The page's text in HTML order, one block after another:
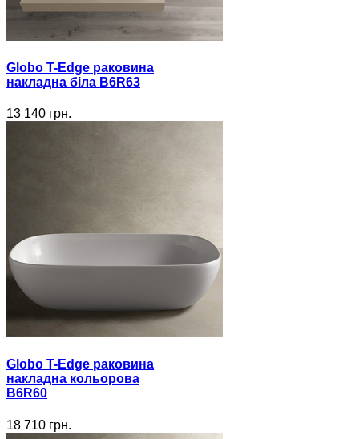
Globo T-Edge раковина
накладна біла B6R63
13 140 грн.
Globo T-Edge раковина
накладна кольорова
B6R60
18 710 грн.